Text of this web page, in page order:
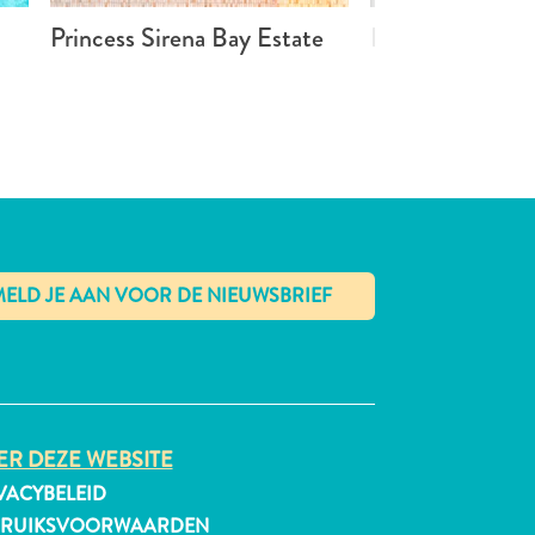
Princess Sirena Bay Estate
✕
DEZE WEBSITE